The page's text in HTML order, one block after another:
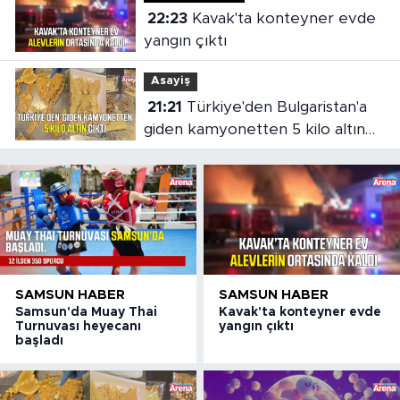
22:23Kavak'ta konteyner evde
yangın çıktı
Asayiş
21:21
giden kamyonetten 5 kilo altın
çıktı
SAMSUN HABER
Samsun'da Muay Thai
Turnuvası heyecanı
başladı
SAMSUN HABER
Kavak'ta konteyner evde
yangın çıktı